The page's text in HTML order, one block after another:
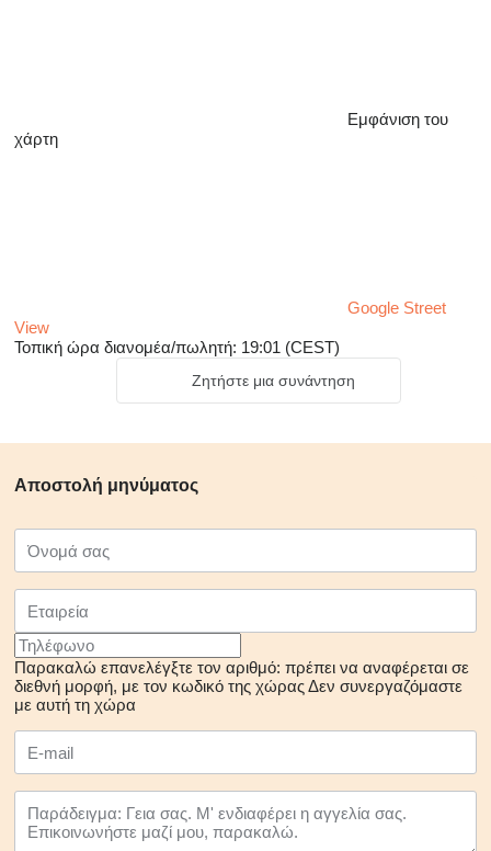
Εμφάνιση του
χάρτη
Google Street
View
Τοπική ώρα διανομέα/πωλητή: 19:01 (CEST)
Ζητήστε μια συνάντηση
Αποστολή μηνύματος
Παρακαλώ επανελέγξτε τον αριθμό: πρέπει να αναφέρεται σε
διεθνή μορφή, με τον κωδικό της χώραςΔεν συνεργαζόμαστε
με αυτή τη χώρα